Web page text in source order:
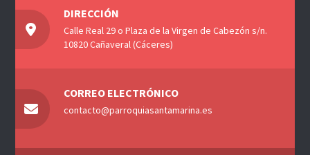
DIRECCIÓN
Calle Real 29 o Plaza de la Virgen de Cabezón s/n.
10820 Cañaveral (Cáceres)
CORREO ELECTRÓNICO
contacto@parroquiasantamarina.es